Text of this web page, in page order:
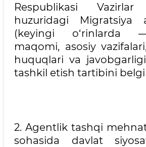
Respublikasi Vazirlar
huzuridagi Migratsiya
(keyingi o‘rinlarda
maqomi, asosiy
huquqlari va
tashkil etish tartibini
2. Agentlik tashqi
sohasida davlat